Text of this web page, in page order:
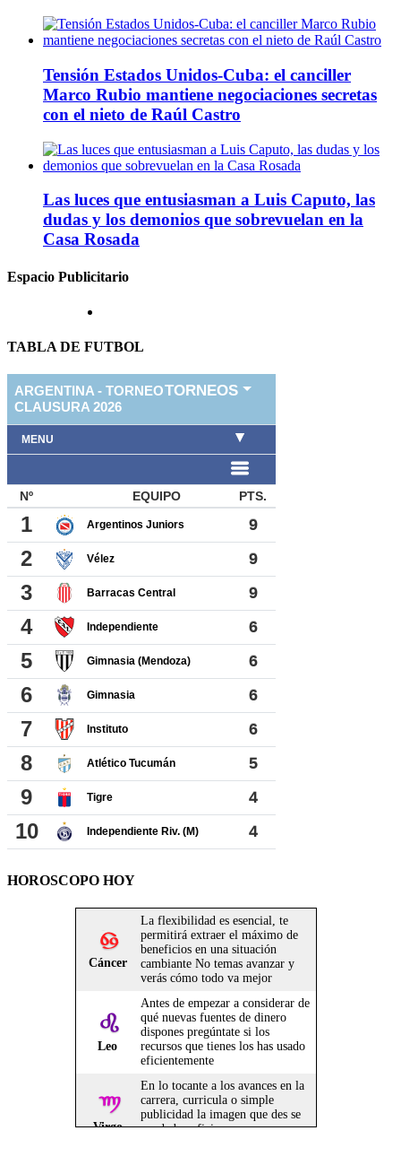
Tensión Estados Unidos-Cuba: el canciller
Marco Rubio mantiene negociaciones secretas
con el nieto de Raúl Castro
Las luces que entusiasman a Luis Caputo, las
dudas y los demonios que sobrevuelan en la
Casa Rosada
Espacio Publicitario
TABLA DE FUTBOL
HOROSCOPO HOY